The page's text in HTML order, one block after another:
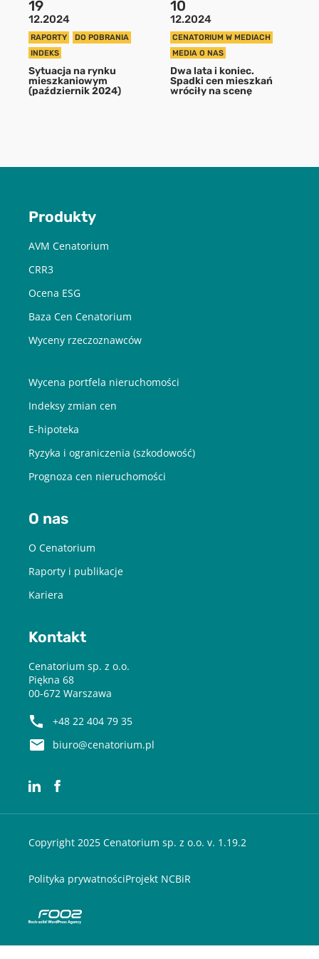
POBIERZ
Chcę otrzymywać treści o charakterze marketingowym drogą e-
mail od Cenatorium Sp. z o.o. z siedzibą w Warszawie. Mam
19
12.2024
RAPORTY
DO POBRANIA
INDEKS
Sytuacja na rynku
mieszkaniowym
(październik 2024)
10
12.2024
CENATORIUM W MEDIACH
MEDIA O NAS
Dwa lata i koniec.
Spadki cen mieszkań
wróciły na scenę
Produkty
AVM Cenatorium
CRR3
Ocena ESG
Baza Cen Cenatorium
Wyceny rzeczoznawców
Wycena portfela nieruchomości
Indeksy zmian cen
E-hipoteka
Ryzyka i ograniczenia (szkodowość)
Prognoza cen nieruchomości
O nas
O Cenatorium
Raporty i publikacje
Kariera
Kontakt
Cenatorium sp. z o.o.
Piękna 68
00-672 Warszawa
+48 22 404 79 35
biuro@cenatorium.pl
Copyright 2025 Cenatorium sp. z o.o. v. 1.19.2
Polityka prywatnościProjekt NCBiR